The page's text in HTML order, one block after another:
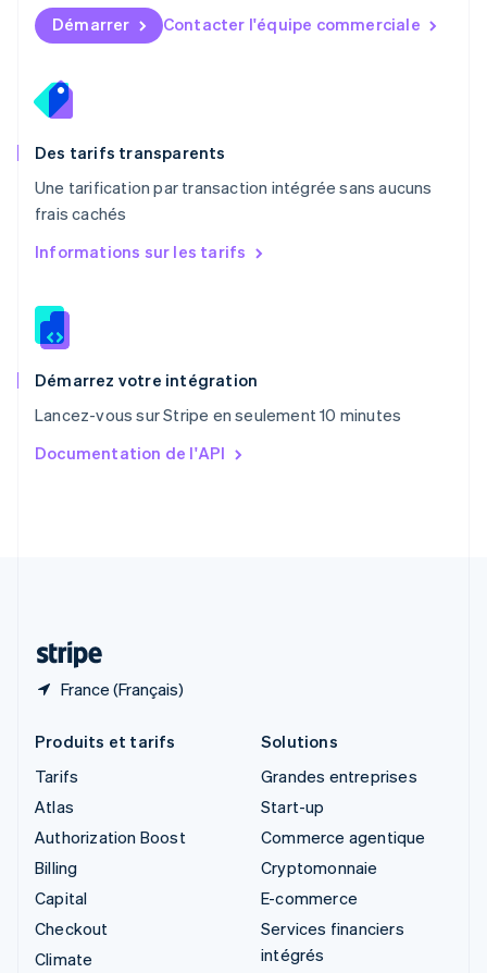
Démarrer Contacter l'équipe commerciale
Des tarifs transparents
Une tarification par transaction intégrée sans aucuns
frais cachés
Informations sur les tarifs
Démarrez votre intégration
Lancez-vous sur Stripe en seulement 10 minutes
Documentation de l'API
France (Français)
English
Nouvelle-Zélande
Pays-Bas
Nederlands
English
PortuguêsEnglish
R.A.S. de Hong Kong, Chine
English
Roumanie
Royaume-Uni
English
English简体中文
English
Produits et tarifs
Tarifs
Atlas
Authorization Boost
Billing
Capital
Checkout
Climate
Solutions
Grandes entreprises
Start-up
Commerce agentique
Cryptomonnaie
E-commerce
Services financiers
intégrés